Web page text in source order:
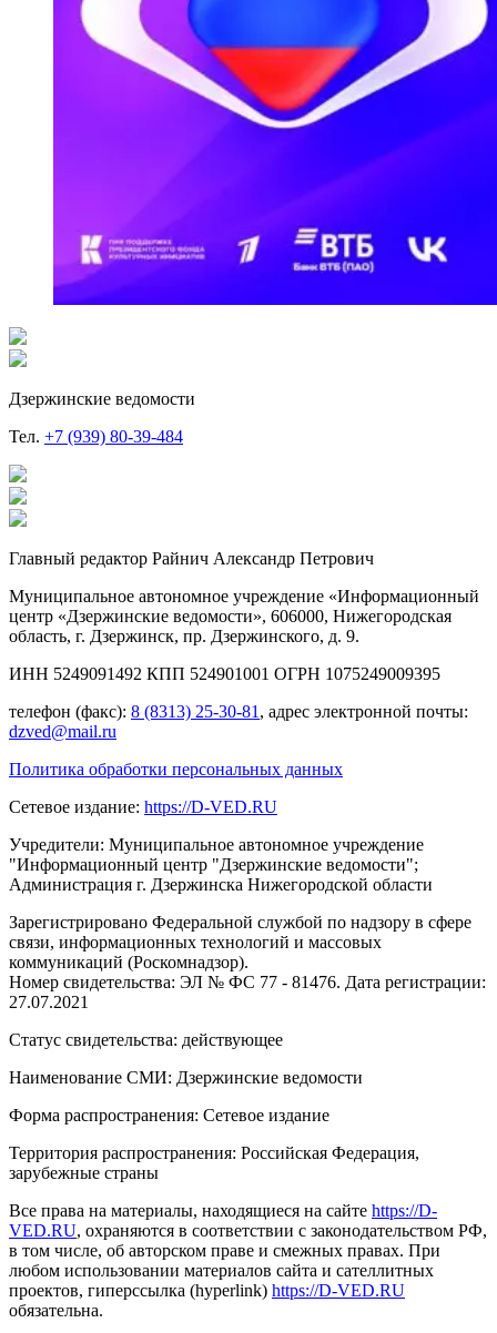
Дзержинские ведомости
Тел. +7 (939) 80-39-484
Главный редактор Райнич Александр Петрович
Муниципальное автономное учреждение «Информационный
центр «Дзержинские ведомости», 606000, Нижегородская
область, г. Дзержинск, пр. Дзержинского, д. 9.
ИНН 5249091492 КПП 524901001 ОГРН 1075249009395
телефон (факс): 8 (8313) 25-30-81 , адрес электронной почты:
dzved@mail.ru
Политика обработки персональных данных
Сетевое издание: https://D-VED.RU
Учредители: Муниципальное автономное учреждение
"Информационный центр "Дзержинские ведомости";
Администрация г. Дзержинска Нижегородской области
Зарегистрировано Федеральной службой по надзору в сфере
связи, информационных технологий и массовых
коммуникаций (Роскомнадзор).
Номер свидетельства: ЭЛ № ФС 77 - 81476. Дата регистрации:
27.07.2021
Статус свидетельства: действующее
Наименование СМИ: Дзержинские ведомости
Форма распространения: Сетевое издание
Территория распространения: Российская Федерация,
зарубежные страны
Все права на материалы, находящиеся на сайте https://D-
VED.RU, охраняются в соответствии с законодательством РФ,
в том числе, об авторском праве и смежных правах. При
любом использовании материалов сайта и сателлитных
проектов, гиперссылка (hyperlink) https://D-VED.RU
обязательна.